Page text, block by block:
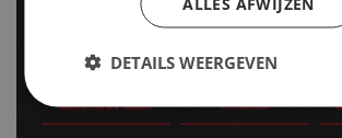
DETAILS WEERGEVEN